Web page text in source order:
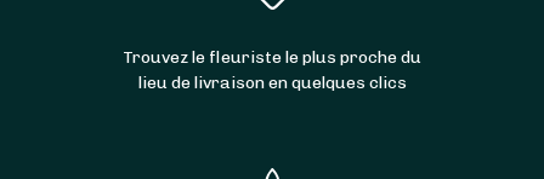
Trouvez le fleuriste le plus proche du
lieu de livraison en quelques clics